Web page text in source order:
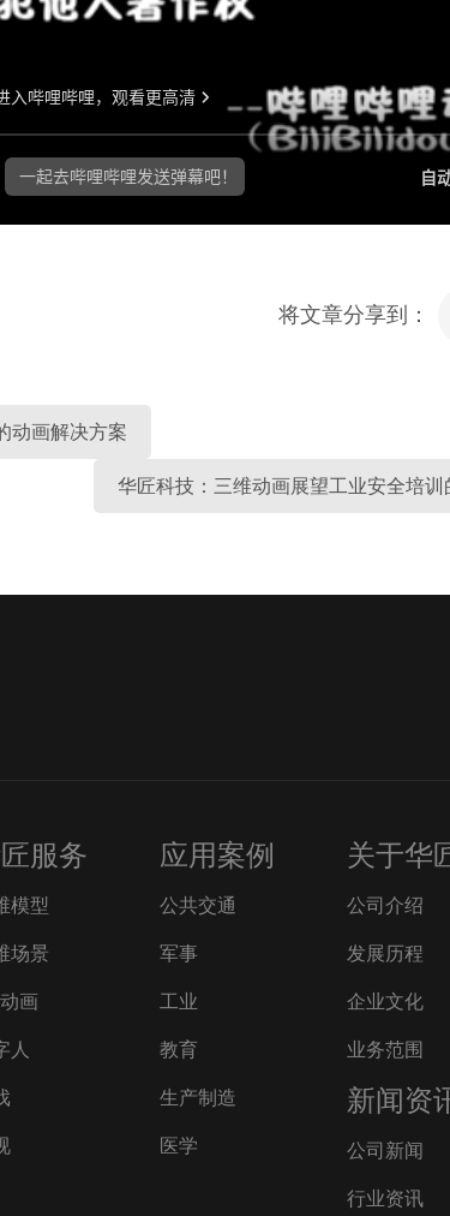
将文章分享到：
动画解决方案
华匠科技：三维动画展望工业安全培
服务
模型
场景
画
人
应用案例
公共交通
军事
工业
教育
生产制造
医学
关于华
公司介绍
发展历程
企业文化
业务范围
新闻资
公司新闻
行业资讯